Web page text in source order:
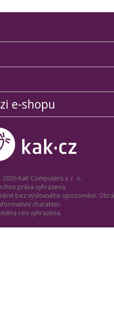
e-shopu
KaK Computers s. r. o.
práva vyhrazena.
bez výslovného upozornění.
charakter.
cen vyhrazena.